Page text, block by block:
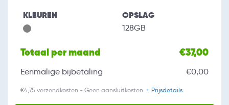
KLEUREN OPSLAG
128GB
Totaal per maand €37,00
Eenmalige bijbetaling €0,00
€4,75 verzendkosten - Geen aansluitkosten. + Prijsdetails